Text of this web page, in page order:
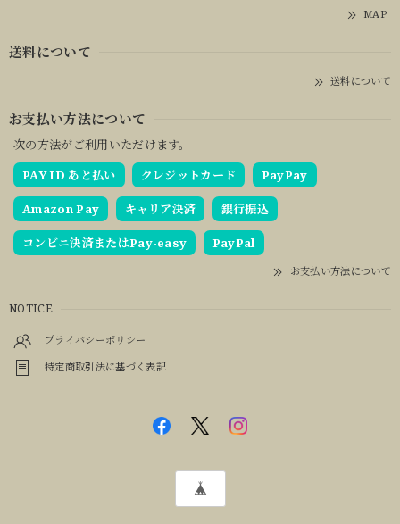
MAP
送料について
送料について
お支払い方法について
次の方法がご利用いただけます。
PAY ID あと払い
クレジットカード PayPay
Amazon Pay キャリア決済 銀行振込
コンビニ決済またはPay-easy PayPal
お支払い方法について
NOTICE
プライバシーポリシー
特定商取引法に基づく表記